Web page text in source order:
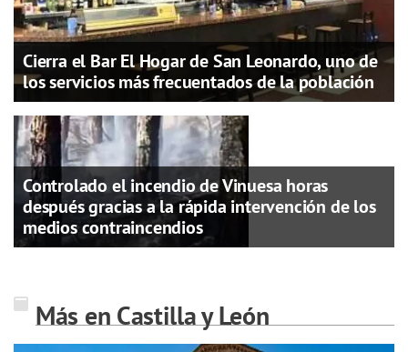
Cierra el Bar El Hogar de San Leonardo, uno de
los servicios más frecuentados de la población
Controlado el incendio de Vinuesa horas
después gracias a la rápida intervención de los
medios contraincendios
Más en Castilla y León